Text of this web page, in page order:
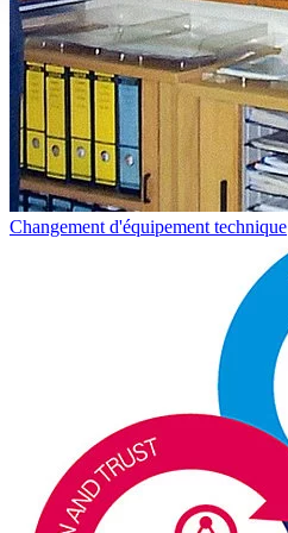
Changement d'équipement technique